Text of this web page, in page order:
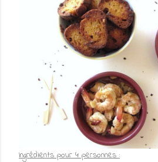
Ingrédients pour 4 personnes :